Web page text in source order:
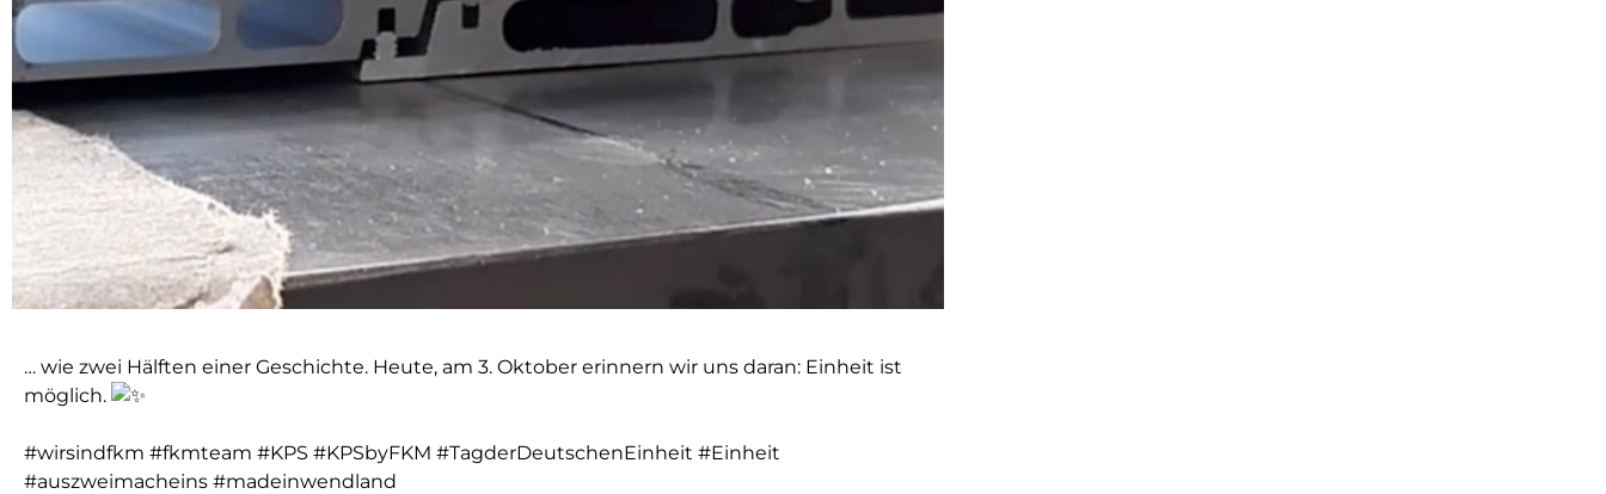
… wie zwei Hälften einer Geschichte. Heute, am 3. Oktober erinnern wir uns daran: Einheit ist
möglich.
#wirsindfkm #fkmteam #KPS #KPSbyFKM #TagderDeutschenEinheit #Einheit
#auszweimacheins #madeinwendland